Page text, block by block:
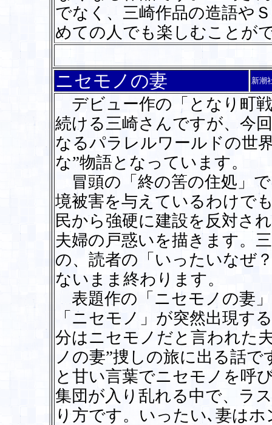
でなく、三崎作品の造語や
めての人でも楽しむことが
ニセモノの妻 新潮
デビュー作の「となり町
続ける三崎さんですが、今
なるパラレルワールドの世
な”物語となっています。
冒頭の「終の筈の住処」
境被害を与えているわけで
民から強硬に建設を反対さ
夫婦の戸惑いを描きます。
の、読者の「いったいなぜ
ないまま終わります。
表題作の「ニセモノの妻
「ニセモノ」が突然出現す
分はニセモノだと言われた
ノの妻”捜しの旅に出る話
と甘い言葉でニセモノを呼
集団が入り乱れる中で、ラ
り方です。いったい､妻は